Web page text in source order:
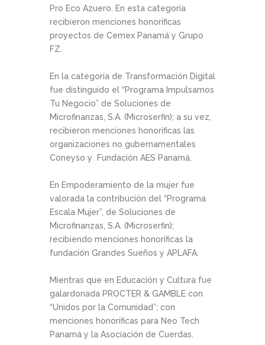
Pro Eco Azuero. En esta categoría
recibieron menciones honoríficas
proyectos de Cemex Panamá y Grupo
FZ.
En la categoría de Transformación Digital
fue distinguido el “Programa Impulsamos
Tu Negocio” de Soluciones de
Microfinanzas, S.A. (Microserfin); a su vez,
recibieron menciones honoríficas las
organizaciones no gubernamentales
Coneyso y Fundación AES Panamá.
En Empoderamiento de la mujer fue
valorada la contribución del “Programa
Escala Mujer”, de Soluciones de
Microfinanzas, S.A. (Microserfin);
recibiendo menciones honoríficas la
fundación Grandes Sueños y APLAFA.
Mientras que en Educación y Cultura fue
galardonada PROCTER & GAMBLE con
“Unidos por la Comunidad”; con
menciones honoríficas para Neo Tech
Panamá y la Asociación de Cuerdas.